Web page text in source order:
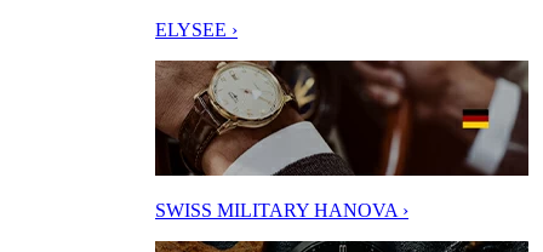
ELYSEE ›
SWISS MILITARY HANOVA ›